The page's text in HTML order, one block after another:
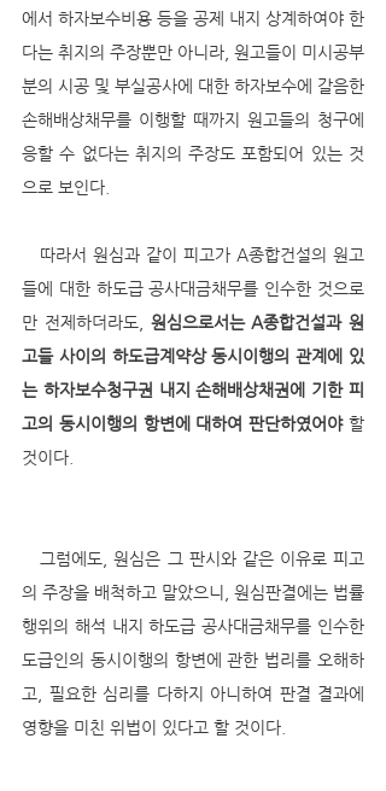
에서 하자보수비용 등을 공제 내지 상계하여야 한
다는 취지의 주장뿐만 아니라, 원고들이 미시공부
분의 시공 및 부실공사에 대한 하자보수에 갈음한
손해배상채무를 이행할 때까지 원고들의 청구에
응할 수 없다는 취지의 주장도 포함되어 있는 것
으로 보인다.
들에 대한 하도급 공사대금채무를 인수한 것으로
만 전제하더라도, 원심으로서는 A종합건설과 원
고들 사이의 하도급계약상 동시이행의 관계에 있
는 하자보수청구권 내지 손해배상채권에 기한 피
고의 동시이행의 항변에 대하여 판단하였어야 할
것이다.
의 주장을 배척하고 말았으니, 원심판결에는 법률
행위의 해석 내지 하도급 공사대금채무를 인수한
도급인의 동시이행의 항변에 관한 법리를 오해하
고, 필요한 심리를 다하지 아니하여 판결 결과에
영향을 미친 위법이 있다고 할 것이다.